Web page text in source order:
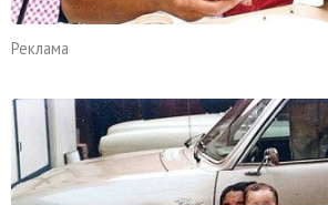
Реклама